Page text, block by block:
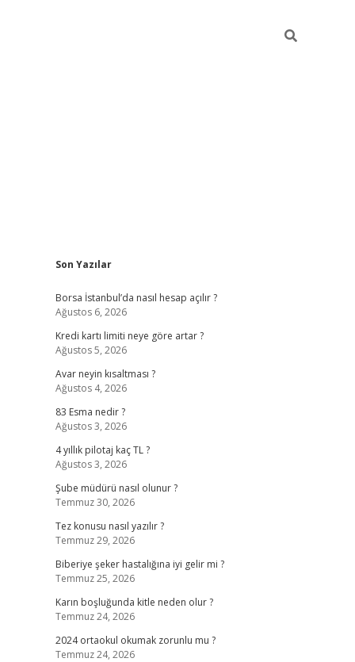
Sidebar
Son Yazılar
Borsa İstanbul’da nasıl hesap açılır ?
Ağustos 6, 2026
Kredi kartı limiti neye göre artar ?
Ağustos 5, 2026
Avar neyin kısaltması ?
Ağustos 4, 2026
83 Esma nedir ?
Ağustos 3, 2026
4 yıllık pilotaj kaç TL ?
Ağustos 3, 2026
Şube müdürü nasıl olunur ?
Temmuz 30, 2026
Tez konusu nasıl yazılır ?
Temmuz 29, 2026
Biberiye şeker hastalığına iyi gelir mi ?
Temmuz 25, 2026
Karın boşluğunda kitle neden olur ?
Temmuz 24, 2026
2024 ortaokul okumak zorunlu mu ?
Temmuz 24, 2026